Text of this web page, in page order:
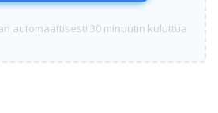
automaattisesti 30 minuutin kuluttua